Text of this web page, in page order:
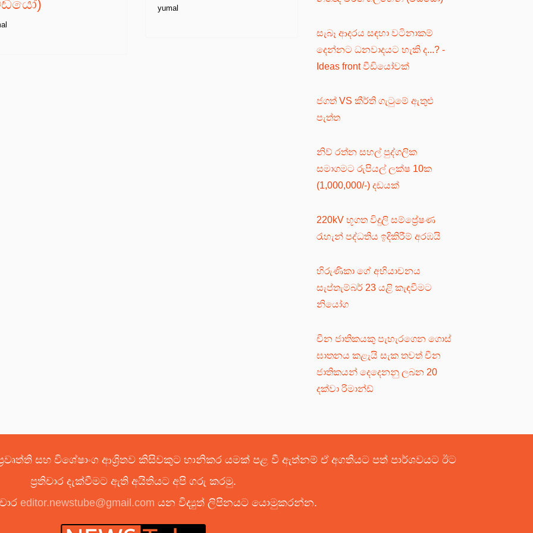
yumal
සැබෑ ආදරය සඳහා වටිනාකම්
දෙන්නට ධනවාදයට හැකි ද...? -
Ideas front වීඩියෝවක්
ජගත් VS කීර්ති ගැටුමේ ඇතුළු
පැත්ත
නිව් රත්න සහල් පුද්ගලික
සමාගමට රුපියල් ලක්ෂ 10ක
(1,000,000/-) දඩයක්
220kV භූගත විදුලි සම්ප්‍රේෂණ
රැහැන් පද්ධතිය ඉදිකිරීම් අරඹයි
හිරුණිකා ගේ අභියාචනය
සැප්තැම්බර් 23 යළි කැඳවීමට
නියෝග
චීන ජාතිකයකු පැහැරගෙන ගොස්
ඝාතනය කළැයි සැක තවත් චීන
ජාතිකයන් දෙදෙනනු ලබන 20
දක්වා රිමාන්ඩ්
සහ විශේෂාංග ආශ්‍රිතව කිසිවකුට හානිකර යමක් පළ වී ඇත්නම් ඒ අගතියට පත් පාර්ශවයට ඊට
ප්‍රතිචාර දැක්වීමට ඇති අයිතියට අපි ගරු කරමු.
editor.newstube@gmail.com යන විද්‍යුත් ලිපිනයට යොමුකරන්න.